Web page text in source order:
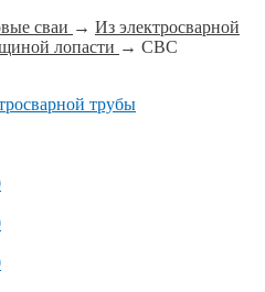
сваи → Из электросварной
лопасти → СВС
трубы